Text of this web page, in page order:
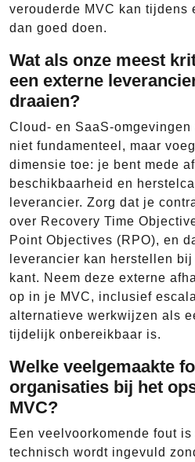
verouderde MVC kan tijdens
dan goed doen.
Wat als onze meest
een externe
draaien?
Cloud- en SaaS-omgevingen
niet fundamenteel, maar
dimensie toe: je bent mede
beschikbaarheid en
leverancier. Zorg dat je
over Recovery Time
Point Objectives (RPO), en
leverancier kan herstellen
kant. Neem deze externe
op in je MVC, inclusief
alternatieve werkwijzen als
tijdelijk onbereikbaar is.
Welke veelgemaakte
organisaties bij het
MVC?
Een veelvoorkomende fout
technisch wordt ingevuld